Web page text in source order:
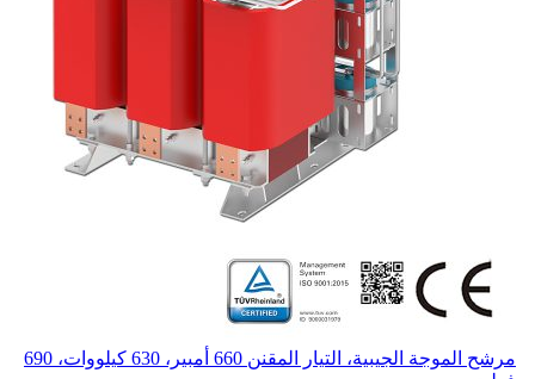
مرشح الموجة الجيبية، التيار المقنن 660 أمبير، 630 كيلووات، 690